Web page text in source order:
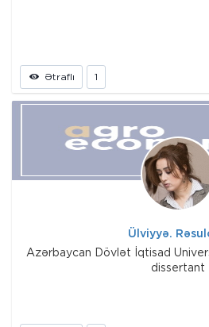
Ətraflı 1
Ülviyyə.
Azərbaycan Dövlət İqtisad
dissertant